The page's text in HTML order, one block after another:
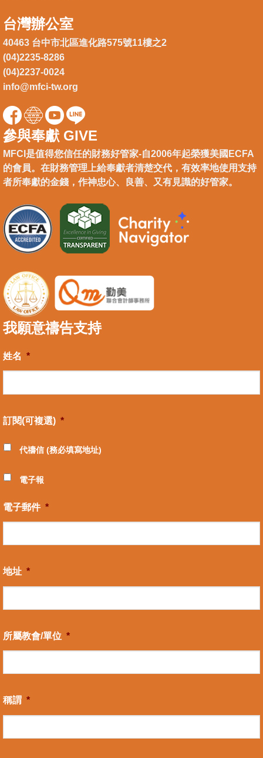
台灣辦公室
40463 台中市北區進化路575號11樓之2
(04)2235-8286
(04)2237-0024
info@mfci-tw.org
參與奉獻 GIVE
MFCI是值得您信任的財務好管家-自2006年起榮獲美國ECFA
的會員。在財務管理上給奉獻者清楚交代，有效率地使用支持
者所奉獻的金錢，作神忠心、良善、又有見識的好管家。
我願意禱告支持
姓名 *
訂閱(可複選) *
代禱信 (務必填寫地址)
電子報
電子郵件 *
地址 *
所屬教會/單位 *
稱謂 *